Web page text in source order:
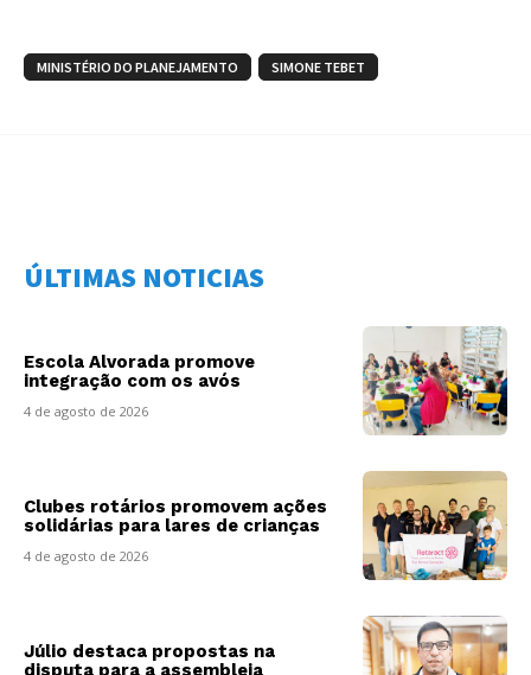
MINISTÉRIO DO PLANEJAMENTO SIMONE TEBET
ÚLTIMAS NOTICIAS
Escola Alvorada promove
integração com os avós
4 de agosto de 2026
Clubes rotários promovem ações
solidárias para lares de crianças
4 de agosto de 2026
Júlio destaca propostas na
disputa para a assembleia